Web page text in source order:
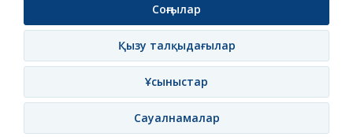
Соңғылар
Қызу талқыдағылар
Ұсыныстар
Сауалнамалар